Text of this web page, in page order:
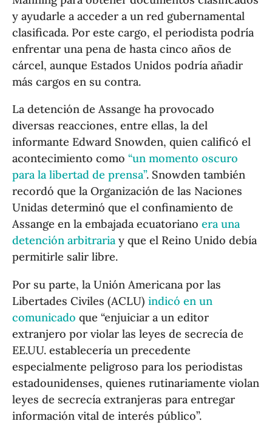
y ayudarle a acceder a un red gubernamental
clasificada. Por este cargo, el periodista podría
enfrentar una pena de hasta cinco años de
cárcel, aunque Estados Unidos podría añadir
más cargos en su contra.
La detención de Assange ha provocado
diversas reacciones, entre ellas, la del
informante Edward Snowden, quien calificó el
acontecimiento como“un momento oscuro
para la libertad de prensa”. Snowden también
recordó que la Organización de las Naciones
Unidas determinó que el confinamiento de
Assange en la embajada ecuatorianoera una
detención arbitraria y que el Reino Unido debía
permitirle salir libre.
Por su parte, la Unión Americana por las
Libertades Civiles (ACLU)indicó en un
comunicado que “enjuiciar a un editor
extranjero por violar las leyes de secrecía de
EE.UU. establecería un precedente
especialmente peligroso para los periodistas
estadounidenses, quienes rutinariamente violan
leyes de secrecía extranjeras para entregar
información vital de interés público”.